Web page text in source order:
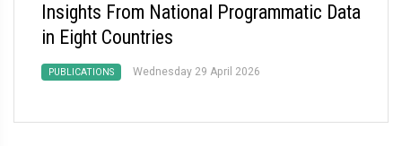
Insights From National Programmatic Data
in Eight Countries
PUBLICATIONS Wednesday 29 April 2026